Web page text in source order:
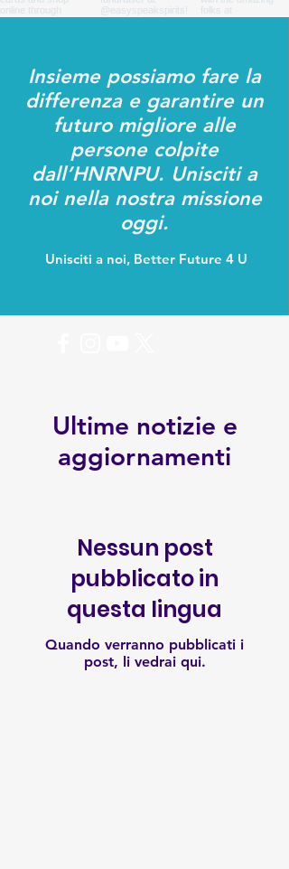
Insieme possiamo fare la
differenza e garantire un
futuro migliore alle
persone colpite
dall’HNRNPU. Unisciti a
noi nella nostra missione
oggi.
Unisciti a noi, Better Future 4 U
Ultime notizie e
aggiornamenti
Nessun post
pubblicato in
questa lingua
Quando verranno pubblicati i
post, li vedrai qui.